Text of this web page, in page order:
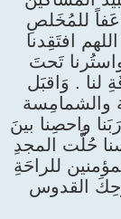
للمُخَلصِ
افتَقِدنا
تَحتَ
لنا . وَاقبَل
والشمامِسة
واحصِنا بينَ
حُلَّت المجدِ
للراحَةِ
القدوس